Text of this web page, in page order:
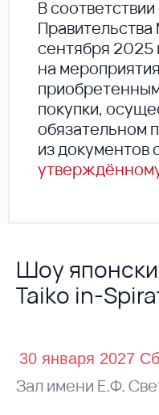
В
сентября
на
покупки,
обязательном
из документов
Шоу
Taiko in-
Зал имени Е.Ф.